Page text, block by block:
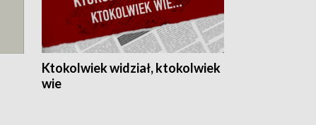
Ktokolwiek widział, ktokolwiek
wie